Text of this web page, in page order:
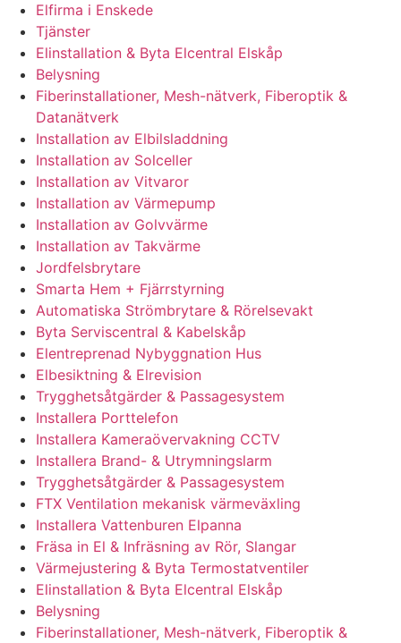
Elfirma i Enskede
Tjänster
Elinstallation & Byta Elcentral Elskåp
Belysning
Fiberinstallationer, Mesh-nätverk, Fiberoptik &
Datanätverk
Installation av Elbilsladdning
Installation av Solceller
Installation av Vitvaror
Installation av Värmepump
Installation av Golvvärme
Installation av Takvärme
Jordfelsbrytare
Smarta Hem + Fjärrstyrning
Automatiska Strömbrytare & Rörelsevakt
Byta Serviscentral & Kabelskåp
Elentreprenad Nybyggnation Hus
Elbesiktning & Elrevision
Trygghetsåtgärder & Passagesystem
Installera Porttelefon
Installera Kameraövervakning CCTV
Installera Brand- & Utrymningslarm
Trygghetsåtgärder & Passagesystem
FTX Ventilation mekanisk värmeväxling
Installera Vattenburen Elpanna
Fräsa in El & Infräsning av Rör, Slangar
Värmejustering & Byta Termostatventiler
Elinstallation & Byta Elcentral Elskåp
Belysning
Fiberinstallationer, Mesh-nätverk, Fiberoptik &